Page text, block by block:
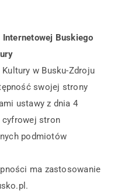
Buskiego
w Busku-Zdroju
swojej strony
ustawy z dnia 4
cyfrowej stron
podmiotów
ma zastosowanie